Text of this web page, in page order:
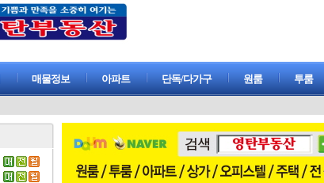
매물정보 아파트 단독/다가구 원룸 투룸